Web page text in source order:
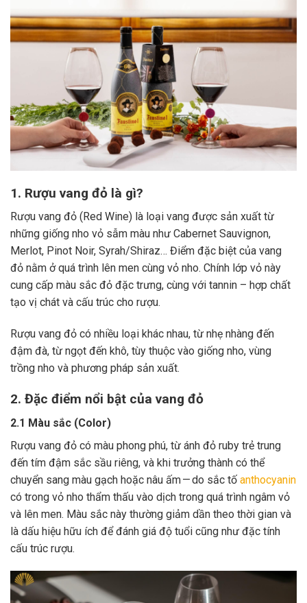
1. Rượu vang đỏ là gì?
Rượu vang đỏ (Red Wine) là loại vang được sản xuất từ
những giống nho vỏ sẫm màu như Cabernet Sauvignon,
Merlot, Pinot Noir, Syrah/Shiraz… Điểm đặc biệt của vang
đỏ nằm ở quá trình lên men cùng vỏ nho. Chính lớp vỏ này
cung cấp màu sắc đỏ đặc trưng, cùng với tannin – hợp chất
tạo vị chát và cấu trúc cho rượu.
Rượu vang đỏ có nhiều loại khác nhau, từ nhẹ nhàng đến
đậm đà, từ ngọt đến khô, tùy thuộc vào giống nho, vùng
trồng nho và phương pháp sản xuất.
2. Đặc điểm nổi bật của vang đỏ
2.1 Màu sắc (Color)
Rượu vang đỏ có màu phong phú, từ ánh đỏ ruby trẻ trung
đến tím đậm sắc sầu riêng, và khi trưởng thành có thể
chuyển sang màu gạch hoặc nâu ấm — do sắc tố anthocyanin
có trong vỏ nho thẩm thấu vào dịch trong quá trình ngâm vỏ
và lên men. Màu sắc này thường giảm dần theo thời gian và
là dấu hiệu hữu ích để đánh giá độ tuổi cũng như đặc tính
cấu trúc rượu.